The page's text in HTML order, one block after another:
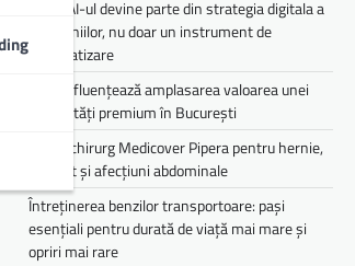
De ce AI-ul devine parte din strategia digitala a
companiilor, nu doar un instrument de
automatizare
Cum influențează amplasarea valoarea unei
proprietăți premium în București
Medic chirurg Medicover Pipera pentru hernie,
colecist și afecțiuni abdominale
Întreținerea benzilor transportoare: pași
esențiali pentru durată de viață mai mare și
opriri mai rare